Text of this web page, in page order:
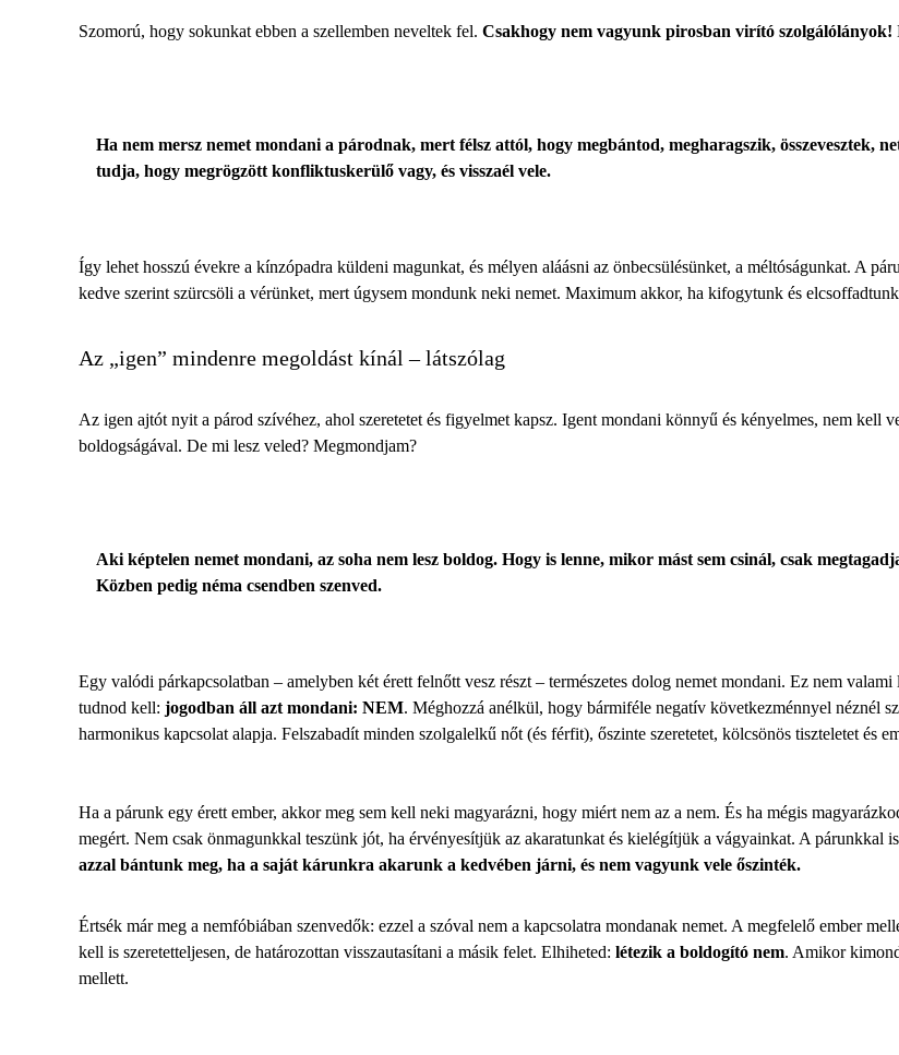
Szomorú, hogy sokunkat ebben a szellemben neveltek fel. Csakhogy nem vagyunk pirosban virító szolgálólányok!
Ha nem mersz nemet mondani a párodnak, mert félsz attól, hogy megbántod, megharagszik, összevesztek,
tudja, hogy megrögzött konfliktuskerülő vagy, és visszaél vele.
Így lehet hosszú évekre a kínzópadra küldeni magunkat, és mélyen aláásni az önbecsülésünket, a méltóságunkat. A
kedve szerint szürcsöli a vérünket, mert úgysem mondunk neki nemet. Maximum akkor, ha kifogytunk és
Az „igen” mindenre megoldást kínál – látszólag
Az igen ajtót nyit a párod szívéhez, ahol szeretetet és figyelmet kapsz. Igent mondani könnyű és kényelmes, nem kell
boldogságával. De mi lesz veled? Megmondjam?
Aki képtelen nemet mondani, az soha nem lesz boldog. Hogy is lenne, mikor mást sem csinál, csak
Közben pedig néma csendben szenved.
Egy valódi párkapcsolatban – amelyben két érett felnőtt vesz részt – természetes dolog nemet mondani. Ez nem
tudnod kell: jogodban áll azt mondani: NEM. Méghozzá anélkül, hogy bármiféle negatív következménnyel néznél
harmonikus kapcsolat alapja. Felszabadít minden szolgalelkű nőt (és férfit), őszinte szeretetet, kölcsönös tiszteletet és
Ha a párunk egy érett ember, akkor meg sem kell neki magyarázni, hogy miért nem az a nem. És ha mégis
megért. Nem csak önmagunkkal teszünk jót, ha érvényesítjük az akaratunkat és kielégítjük a vágyainkat. A párunkkal
azzal bántunk meg, ha a saját kárunkra akarunk a kedvében járni, és nem vagyunk vele őszinték.
Értsék már meg a nemfóbiában szenvedők: ezzel a szóval nem a kapcsolatra mondanak nemet. A megfelelő ember
kell is szeretetteljesen, de határozottan visszautasítani a másik felet. Elhiheted: létezik a boldogító nem. Amikor
mellett.